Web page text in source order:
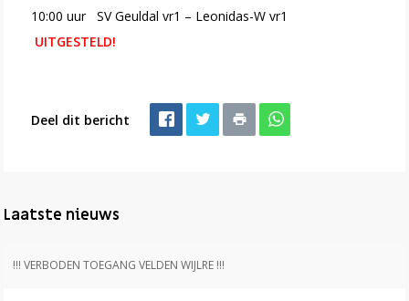
10:00 uur SV Geuldal vr1 – Leonidas-W vr1
UITGESTELD!
Deel dit bericht
Laatste nieuws
!!! VERBODEN TOEGANG VELDEN WIJLRE !!!